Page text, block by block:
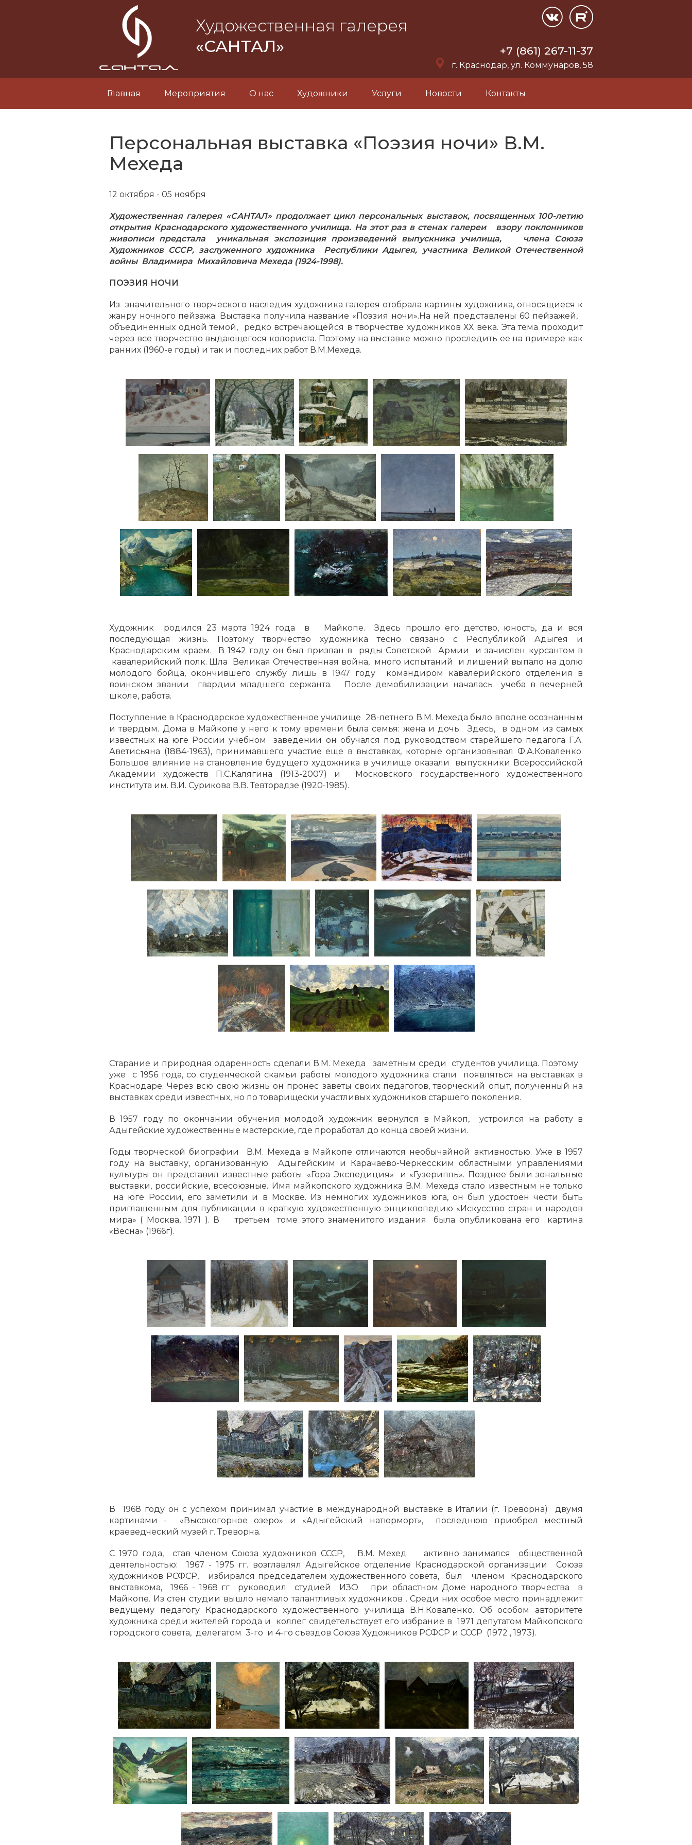
Художественная галерея
«САНТАЛ»
+7 (861) 267-11-37
г. Краснодар, ул. Коммунаров, 58
Главная Мероприятия О нас Художники Услуги Новости Контакты
Персональная выставка «Поэзия ночи» В.М.
Мехеда
12 октября - 05 ноября
Художественная галерея «САНТАЛ» продолжает цикл персональных выставок, посвященных 100-летию
открытия Краснодарского художественного училища. На этот раз в стенах галереи взору поклонников
живописи предстала уникальная экспозиция произведений выпускника училища, члена Союза
Художников СССР, заслуженного художника Республики Адыгея, участника Великой Отечественной
войны Владимира Михайловича Мехеда (1924-1998).
ПОЭЗИЯ НОЧИ
Из значительного творческого наследия художника галерея отобрала картины художника, относящиеся к
жанру ночного пейзажа. Выставка получила название «Поэзия ночи».На ней представлены 60 пейзажей,
объединенных одной темой, редко встречающейся в творчестве художников ХХ века. Эта тема проходит
через все творчество выдающегося колориста. Поэтому на выставке можно проследить ее на примере как
ранних (1960-е годы) и так и последних работ В.М.Мехеда.
Художник родился 23 марта 1924 года в Майкопе. Здесь прошло его детство, юность, да и вся
последующая жизнь. Поэтому творчество художника тесно связано с Республикой Адыгея и
Краснодарским краем. В 1942 году он был призван в ряды Советской Армии и зачислен курсантом в
кавалерийский полк. Шла Великая Отечественная война, много испытаний и лишений выпало на долю
молодого бойца, окончившего службу лишь в 1947 году командиром кавалерийского отделения в
воинском звании гвардии младшего сержанта. После демобилизации началась учеба в вечерней
школе, работа.
Поступление в Краснодарское художественное училище 28-летнего В.М. Мехеда было вполне осознанным
и твердым. Дома в Майкопе у него к тому времени была семья: жена и дочь. Здесь, в одном из самых
известных на юге России учебном заведении он обучался под руководством старейшего педагога Г.А.
Аветисьяна (1884-1963), принимавшего участие еще в выставках, которые организовывал Ф.А.Коваленко.
Большое влияние на становление будущего художника в училище оказали выпускники Всероссийской
Академии художеств П.С.Калягина (1913-2007) и Московского государственного художественного
института им. В.И. Сурикова В.В. Тевторадзе (1920-1985).
Старание и природная одаренность сделали В.М. Мехеда заметным среди студентов училища. Поэтому
уже с 1956 года, со студенческой скамьи работы молодого художника стали появляться на выставках в
Краснодаре. Через всю свою жизнь он пронес заветы своих педагогов, творческий опыт, полученный на
выставках среди известных, но по товарищески участливых художников старшего поколения.
В 1957 году по окончании обучения молодой художник вернулся в Майкоп, устроился на работу в
Адыгейские художественные мастерские, где проработал до конца своей жизни.
Годы творческой биографии В.М. Мехеда в Майкопе отличаются необычайной активностью. Уже в 1957
году на выставку, организованную Адыгейским и Карачаево-Черкесским областными управлениями
культуры он представил известные работы: «Гора Экспедиция» и «Гузерипль». Позднее были зональные
выставки, российские, всесоюзные. Имя майкопского художника В.М. Мехеда стало известным не только
на юге России, его заметили и в Москве. Из немногих художников юга, он был удостоен чести быть
приглашенным для публикации в краткую художественную энциклопедию «Искусство стран и народов
мира» ( Москва, 1971 ). В третьем томе этого знаменитого издания была опубликована его картина
«Весна» (1966г).
В 1968 году он с успехом принимал участие в международной выставке в Италии (г. Треворна) двумя
картинами - «Высокогорное озеро» и «Адыгейский натюрморт», последнюю приобрел местный
краеведческий музей г. Треворна.
С 1970 года, став членом Союза художников СССР, В.М. Мехед активно занимался общественной
деятельностью: 1967 - 1975 гг. возглавлял Адыгейское отделение Краснодарской организации Союза
художников РСФСР, избирался председателем художественного совета, был членом Краснодарского
выставкома, 1966 - 1968 гг руководил студией ИЗО при областном Доме народного творчества в
Майкопе. Из стен студии вышло немало талантливых художников . Среди них особое место принадлежит
ведущему педагогу Краснодарского художественного училища В.Н.Коваленко. Об особом авторитете
художника среди жителей города и коллег свидетельствует его избрание в 1971 депутатом Майкопского
городского совета, делегатом 3-го и 4-го съездов Союза Художников РСФСР и СССР (1972 , 1973).